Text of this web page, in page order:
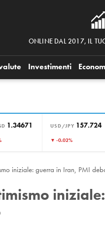
ONLINE DAL 2017, IL
Investimenti
1.34671 USD/JPY 157.724
▼ -0.02%
iniziale: guerra in Iran, PMI